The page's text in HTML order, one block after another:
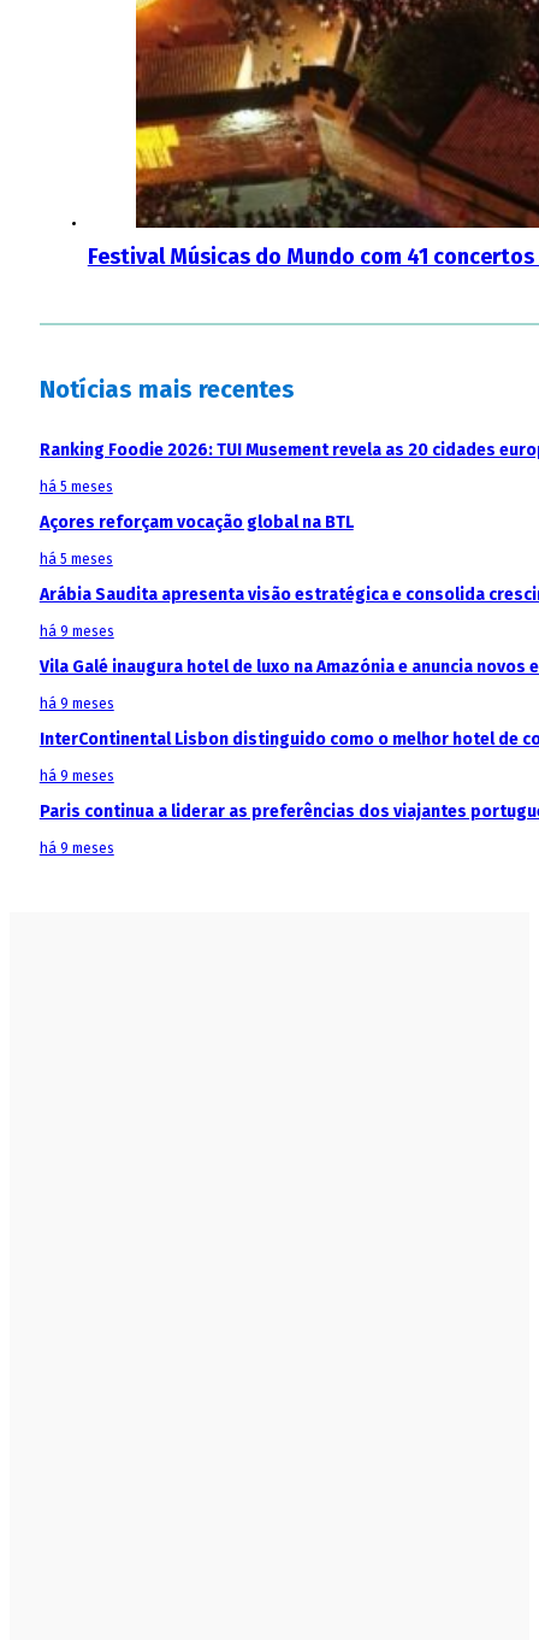
Festival Músicas do Mundo com 41
Notícias mais recentes
Ranking Foodie 2026: TUI Musement revela as 20 cidades
há 5 meses
Açores reforçam vocação global na BTL
há 5 meses
Arábia Saudita apresenta visão estratégica e consolida
há 9 meses
Vila Galé inaugura hotel de luxo na Amazónia e anuncia
há 9 meses
InterContinental Lisbon distinguido como o melhor hotel de
há 9 meses
Paris continua a liderar as preferências dos viajantes
há 9 meses